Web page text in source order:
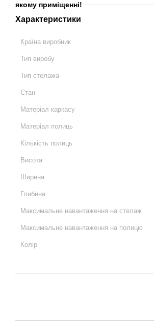
якому приміщенні!
Характеристики
Країна виробник
Тип виробу
Тип стелажа
Стан
Матеріал каркасу
Матеріал полиць
Кількість полиць
Висота
Ширина
Глибина
Максимальне навантаження на стелаж
Максимальне навантаження на полицю
Колір